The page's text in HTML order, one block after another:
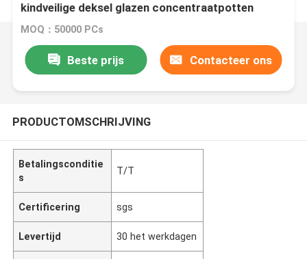
kindveilige deksel glazen concentraatpotten
glazen verpakking
MOQ：50000 PCs
Beste prijs Contacteer ons
PRODUCTOMSCHRIJVING
Betalingsconditie
s
T/T
Certificering sgs
Levertijd 30 het werkdagen